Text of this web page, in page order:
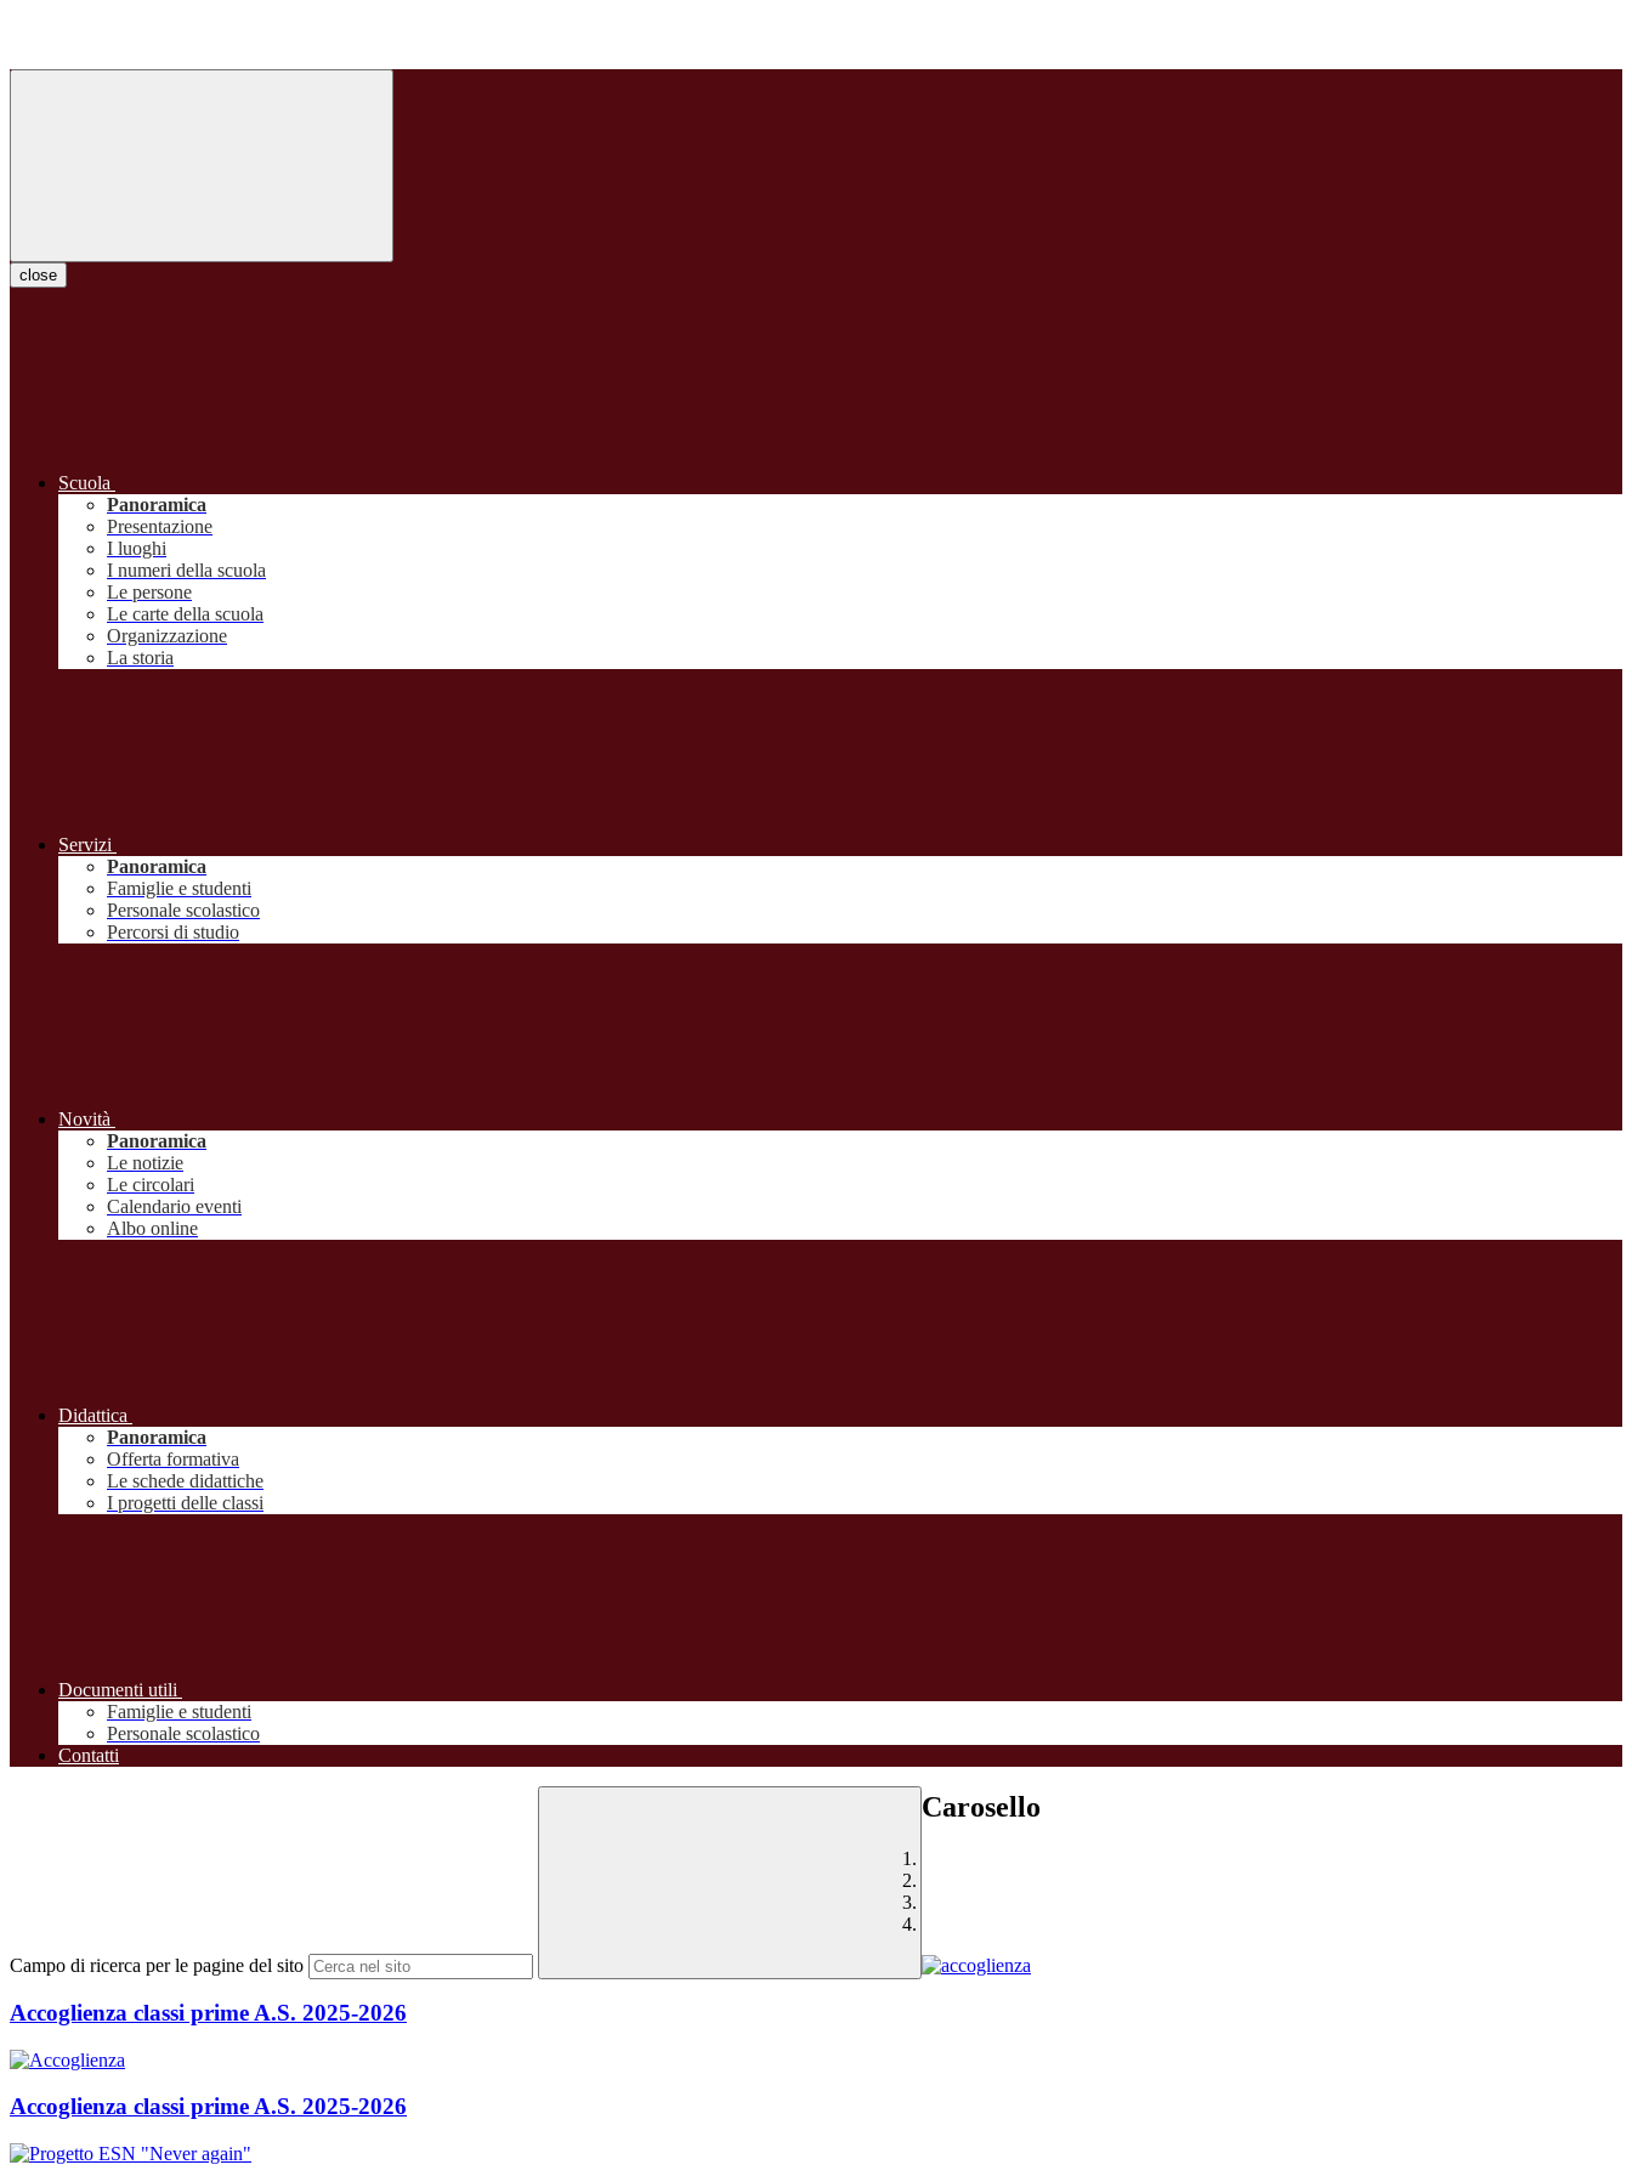
close
Scuola
Panoramica
Presentazione
I luoghi
I numeri della scuola
Le persone
Le carte della scuola
Organizzazione
La storia
Servizi
Panoramica
Famiglie e studenti
Personale scolastico
Percorsi di studio
Novità
Panoramica
Le notizie
Le circolari
Calendario eventi
Albo online
Didattica
Panoramica
Offerta formativa
Le schede didattiche
I progetti delle classi
Documenti utili
Famiglie e studenti
Personale scolastico
Contatti
Campo di ricerca per le pagine del sito
Carosello
Accoglienza classi prime A.S. 2025-2026
Accoglienza classi prime A.S. 2025-2026